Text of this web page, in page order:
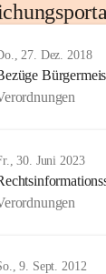
27. Dez. 2018
30. Juni 2023
9. Sept. 2012